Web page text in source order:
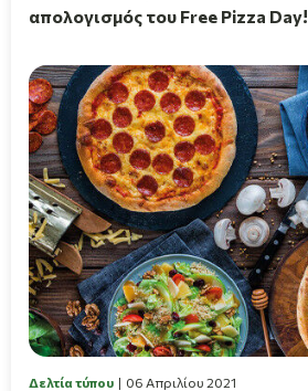
απολογισμός του Free Pizza Day!
Δελτία τύπου 06 Απριλίου 2021